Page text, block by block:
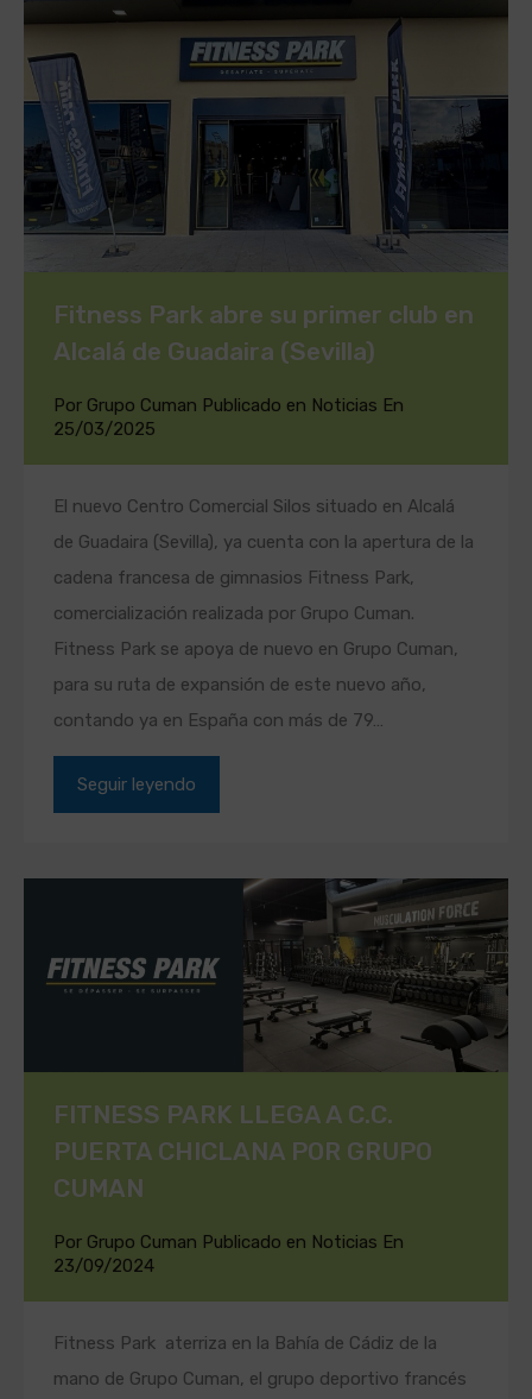
Fitness Park abre su primer club en
Alcalá de Guadaira (Sevilla)
Por Grupo Cuman Publicado en Noticias En
25/03/2025
El nuevo Centro Comercial Silos situado en Alcalá
de Guadaira (Sevilla), ya cuenta con la apertura de la
cadena francesa de gimnasios Fitness Park,
comercialización realizada por Grupo Cuman.
Fitness Park se apoya de nuevo en Grupo Cuman,
para su ruta de expansión de este nuevo año,
contando ya en España con más de 79…
Seguir leyendo
FITNESS PARK LLEGA A C.C.
PUERTA CHICLANA POR GRUPO
CUMAN
Por Grupo Cuman Publicado en Noticias En
23/09/2024
Fitness Park aterriza en la Bahía de Cádiz de la
mano de Grupo Cuman, el grupo deportivo francés